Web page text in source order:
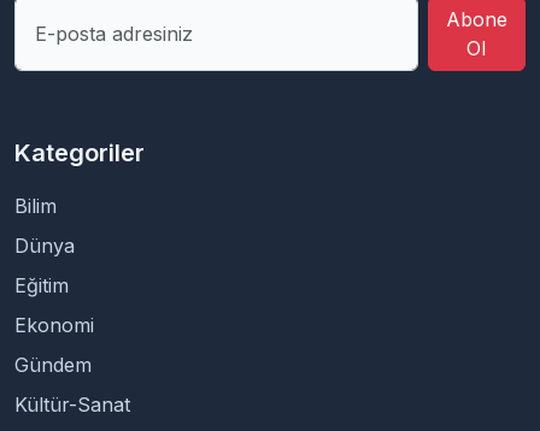
Abone
Ol
Kategoriler
Bilim
Dünya
Eğitim
Ekonomi
Gündem
Kültür-Sanat